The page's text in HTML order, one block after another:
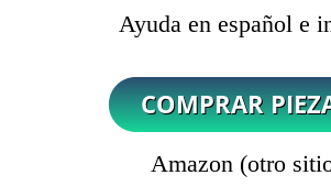
Ayuda en español e
Amazon (otro